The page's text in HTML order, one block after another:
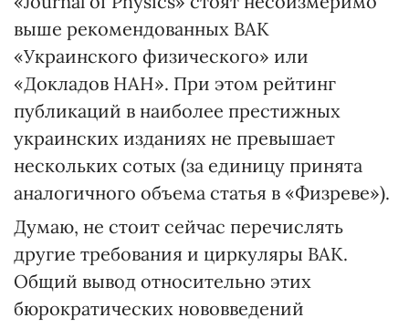
выше рекомендованных ВАК
«Украинского физического» или
«Докладов НАН». При этом рейтинг
публикаций в наиболее престижных
украинских изданиях не превышает
нескольких сотых (за единицу принята
аналогичного объема статья в «Физреве»).
Думаю, не стоит сейчас перечислять
другие требования и циркуляры ВАК.
Общий вывод относительно этих
бюрократических нововведений